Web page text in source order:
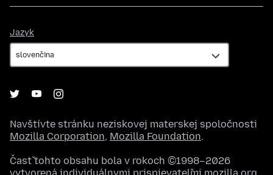
Jazyk
Navštívte stránku neziskovej materskej spoločnosti
Mozilla Corporation, Mozilla Foundation.
Časť tohto obsahu bola v rokoch ©1998–2026